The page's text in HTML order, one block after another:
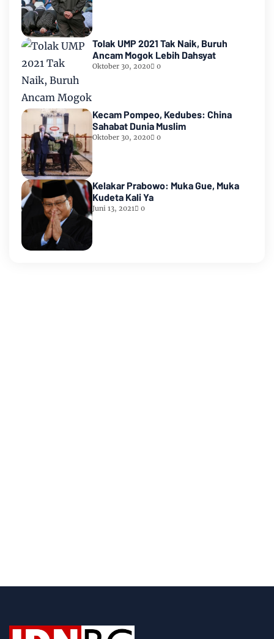
Tolak UMP 2021 Tak Naik, Buruh
Ancam Mogok Lebih Dahsyat
Oktober 30, 2020 0
Kecam Pompeo, Kedubes: China
Sahabat Dunia Muslim
Oktober 30, 2020 0
Kelakar Prabowo: Muka Gue, Muka
Kudeta Kali Ya
Juni 13, 2021 0